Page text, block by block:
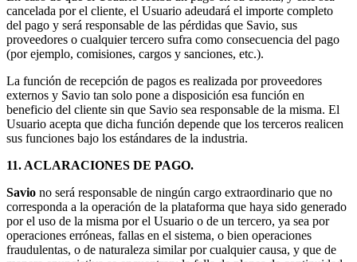
cancelada por el cliente, el Usuario adeudará el importe completo
del pago y será responsable de las pérdidas que Savio, sus
proveedores o cualquier tercero sufra como consecuencia del pago
(por ejemplo, comisiones, cargos y sanciones, etc.).
La función de recepción de pagos es realizada por proveedores
externos y Savio tan solo pone a disposición esa función en
beneficio del cliente sin que Savio sea responsable de la misma. El
Usuario acepta que dicha función depende que los terceros realicen
sus funciones bajo los estándares de la industria.
11. ACLARACIONES DE PAGO.
Savio no será responsable de ningún cargo extraordinario que no
corresponda a la operación de la plataforma que haya sido generado
por el uso de la misma por el Usuario o de un tercero, ya sea por
operaciones erróneas, fallas en el sistema, o bien operaciones
fraudulentas, o de naturaleza similar por cualquier causa, y que de